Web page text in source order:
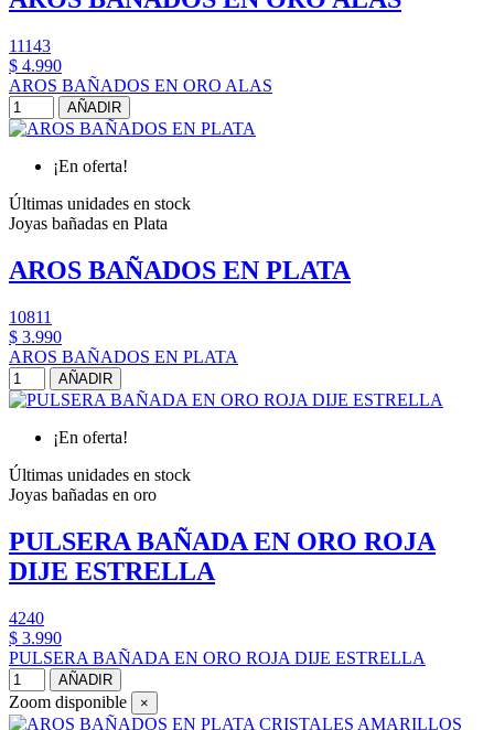
11143
$ 4.990
AROS BAÑADOS EN ORO ALAS
AÑADIR
¡En oferta!
Últimas unidades en stock
Joyas bañadas en Plata
AROS BAÑADOS EN PLATA
10811
$ 3.990
AROS BAÑADOS EN PLATA
AÑADIR
¡En oferta!
Últimas unidades en stock
Joyas bañadas en oro
PULSERA BAÑADA EN ORO ROJA
DIJE ESTRELLA
4240
$ 3.990
PULSERA BAÑADA EN ORO ROJA DIJE ESTRELLA
AÑADIR
Zoom disponible ×